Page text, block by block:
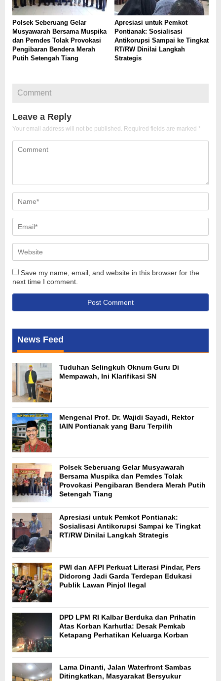
Polsek Seberuang Gelar
Musyawarah Bersama Muspika
dan Pemdes Tolak Provokasi
Pengibaran Bendera Merah
Putih Setengah Tiang
Apresiasi untuk Pemkot
Pontianak: Sosialisasi
Antikorupsi Sampai ke Tingkat
RT/RW Dinilai Langkah
Strategis
Comment
Leave a Reply
Your email address will not be published. Required fields are marked *
Save my name, email, and website in this browser for the
next time I comment.
News Feed
Tuduhan Selingkuh Oknum Guru Di
Mempawah, Ini Klarifikasi SN
Mengenal Prof. Dr. Wajidi Sayadi, Rektor
IAIN Pontianak yang Baru Terpilih
Polsek Seberuang Gelar Musyawarah
Bersama Muspika dan Pemdes Tolak
Provokasi Pengibaran Bendera Merah Putih
Setengah Tiang
Apresiasi untuk Pemkot Pontianak:
Sosialisasi Antikorupsi Sampai ke Tingkat
RT/RW Dinilai Langkah Strategis
PWI dan AFPI Perkuat Literasi Pindar, Pers
Didorong Jadi Garda Terdepan Edukasi
Publik Lawan Pinjol Ilegal
DPD LPM RI Kalbar Berduka dan Prihatin
Atas Korban Karhutla: Desak Pemkab
Ketapang Perhatikan Keluarga Korban
Lama Dinanti, Jalan Waterfront Sambas
Ditingkatkan, Masyarakat Bersyukur